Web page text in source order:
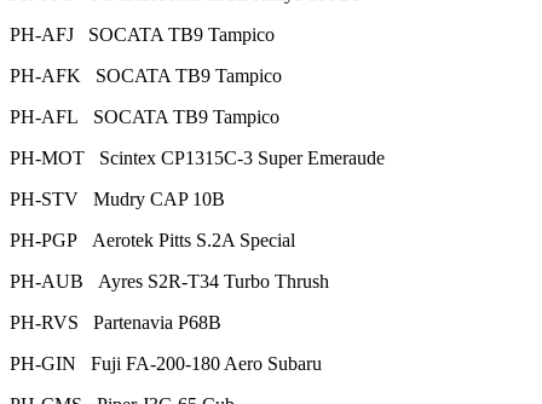
PH-AFJ SOCATA TB9 Tampico
PH-AFK SOCATA TB9 Tampico
PH-AFL SOCATA TB9 Tampico
PH-MOT Scintex CP1315C-3 Super Emeraude
PH-STV Mudry CAP 10B
PH-PGP Aerotek Pitts S.2A Special
PH-AUB Ayres S2R-T34 Turbo Thrush
PH-RVS Partenavia P68B
PH-GIN Fuji FA-200-180 Aero Subaru